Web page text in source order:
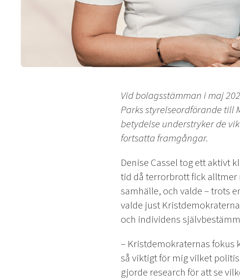
Vid bolagsstämman i maj
Parks styrelseordförande till
betydelse understryker de
fortsatta framgångar.
Denise Cassel tog ett aktivt
tid då terrorbrott fick alltmer
samhälle, och valde – trots
valde just
och individens
– Kristdemokraternas fokus
så viktigt för mig vilket
gjorde research för att se